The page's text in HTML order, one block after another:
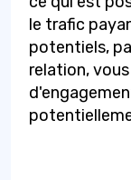
le trafic
potentiels,
relation,